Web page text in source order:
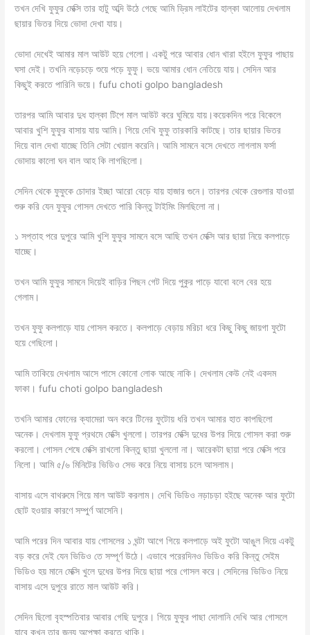
তখন দেখি ফুফুর মেক্সি তার হাটু অব্দি উঠে গেছে আমি ড্রিম লাইটের হাল্কা আলোয় দেখলাম
ছায়ার ভিতর দিয়ে ভোদা দেখা যায়।
ভোদা দেখেই আমার মাল আউট হয়ে গেলো। একটু পরে আবার ধোন খারা হইলে ফুফুর পাছায়
ঘসা দেই। তখনি নড়েচড়ে শুয়ে পড়ে ফুফু। ভয়ে আমার ধোন নেতিয়ে যায়। সেদিন আর
কিছুই করতে পারিনি ভয়ে। fufu choti golpo bangladesh
তারপর আমি আবার দুধ হাল্কা টিপে মাল আউট করে ঘুমিয়ে যায়।কয়েকদিন পরে বিকেলে
আবার খুশি ফুফুর বাসায় যায় আমি। গিয়ে দেখি ফুফু তারকারি কাটছে। তার ছায়ার ভিতর
দিয়ে বাল দেখা যাচ্ছে তিনি সেটা খেয়াল করেনি। আমি সামনে বসে দেখতে লাগলাম ফর্সা
ভোদায় কালো ঘন বাল আহ কি লাগছিলো।
সেদিন থেকে ফুফুকে চোদার ইচ্ছা আরো বেড়ে যায় হাজার গুনে। তারপর থেকে রেগুলার যাওয়া
শুরু করি যেন ফুফুর গোসল দেখতে পারি কিন্তু টাইমিং মিলছিলো না।
১ সপ্তাহ পরে দুপুরে আমি খুশি ফুফুর সামনে বসে আছি তখন মেক্সি আর ছায়া নিয়ে কলপাড়ে
যাচ্ছে।
তখন আমি ফুফুর সামনে দিয়েই বাড়ির পিছন গেট দিয়ে পুকুর পাড়ে যাবো বলে বের হয়ে
গেলাম।
তখন ফুফু কলপাড়ে যায় গোসল করতে। কলপাড়ে বেড়ায় মরিচা ধরে কিছু কিছু জায়গা ফুটো
হয়ে গেছিলো।
আমি তাকিয়ে দেখলাম আসে পাসে কোনো লোক আছে নাকি। দেখলাম কেউ নেই একদম
ফাকা। fufu choti golpo bangladesh
তখনি আমার ফোনের ক্যামেরা অন করে টিনের ফুটোয় ধরি তখন আমার হাত কাপছিলো
অনেক। দেখলাম ফুফু প্রথমে মেক্সি খুললো। তারপর মেক্সি দুধের উপর দিয়ে গোসল করা শুরু
করলো। গোসল শেষে মেক্সি রাখলো কিন্তু ছায়া খুললো না। আরেকটা ছায়া পরে মেক্সি পরে
নিলো। আমি ৫/৬ মিনিটের ভিডিও সেভ করে নিয়ে বাসায় চলে আসলাম।
বাসায় এসে বাথরুমে গিয়ে মাল আউট করলাম। দেখি ভিডিও নড়াচড়া হইছে অনেক আর ফুটো
ছোট হওয়ার কারণে সম্পুর্ণ আসেনি।
আমি পরের দিন আবার যায় গোসলের ১ ঘন্টা আগে গিয়ে কলপাড়ে অই ফুটো আঙুল দিয়ে একটু
বড় করে দেই যেন ভিডিও তে সম্পূর্ণ উঠে। এভাবে পরেরদিনও ভিডিও করি কিন্তু সেইম
ভিডিও হয় মানে মেক্সি খুলে দুধের উপর দিয়ে ছায়া পরে গোসল করে। সেদিনের ভিডিও নিয়ে
বাসায় এসে দুপুরে রাতে মাল আউট করি।
সেদিন ছিলো বৃহস্পতিবার আবার গেছি দুপুরে। গিয়ে ফুফুর পাছা দোলানি দেখি আর গোসলে
যাবে কখন তার জন্য অপেক্ষা করতে থাকি।